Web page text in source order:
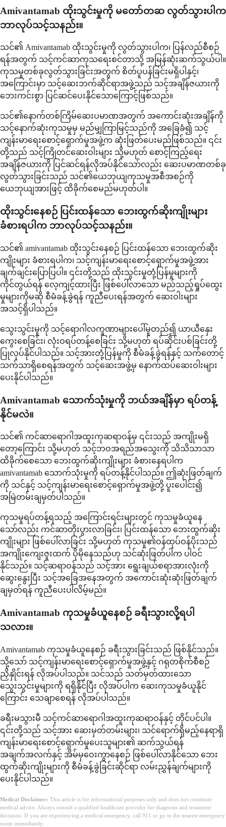
Amivantamab ထိုးသွင်းမှုကို မတော်တဆ လွတ်သွားပါက
ဘာလုပ်သင့်သနည်း။
သင်၏ Amivantamab ထိုးသွင်းမှုကို လွတ်သွားပါက၊ ပြန်လည်စီစဉ်
ရန်အတွက် သင့်ကင်ဆာကုသရေးစင်တာသို့ အမြန်ဆုံးဆက်သွယ်ပါ။
ကုသမှုတစ်ခုလွတ်သွားခြင်းအတွက် စိတ်ပူပန်ခြင်းမရှိပါနှင့်၊
အကြောင်းမှာ သင့်ဆေးဘက်ဆိုင်ရာအဖွဲ့သည် သင့်အချိန်ဇယားကို
ဘေးကင်းစွာ ပြင်ဆင်ပေးနိုင်သောကြောင့်ဖြစ်သည်။
သင်၏နောက်တစ်ကြိမ်ဆေးပမာဏအတွက် အကောင်းဆုံးအချိန်ကို
သင့်နောက်ဆုံးကုသမှုမှ မည်မျှကြာမြင့်သည်ကို အခြေခံ၍ သင့်
ကျန်းမာရေးစောင့်ရှောက်မှုအဖွဲ့က ဆုံးဖြတ်ပေးမည်ဖြစ်သည်။ ၎င်း
တို့သည် သင့်ကြိုတင်ဆေးဝါးများ သို့မဟုတ် စောင့်ကြည့်ရေး
အချိန်ဇယားကို ပြင်ဆင်ရန်လိုအပ်နိုင်သော်လည်း ဆေးပမာဏတစ်ခု
လွတ်သွားခြင်းသည် သင်၏ယေဘုယျကုသမှုအစီအစဉ်ကို
ယေဘုယျအားဖြင့် ထိခိုက်စေမည်မဟုတ်ပါ။
ထိုးသွင်းနေစဉ် ပြင်းထန်သော ဘေးထွက်ဆိုးကျိုးများ
ခံစားရပါက ဘာလုပ်သင့်သနည်း။
သင်၏ amivantamab ထိုးသွင်းနေစဉ် ပြင်းထန်သော ဘေးထွက်ဆိုး
ကျိုးများ ခံစားရပါက၊ သင့်ကျန်းမာရေးစောင့်ရှောက်မှုအဖွဲ့အား
ချက်ချင်းပြောပြပါ။ ၎င်းတို့သည် ထိုးသွင်းမှုတုံ့ပြန်မှုများကို
ကိုင်တွယ်ရန် လေ့ကျင့်ထားပြီး ဖြစ်ပေါ်လာသော မည်သည့်ရှုပ်ထွေး
မှုများကိုမဆို စီမံခန့်ခွဲရန် ကူညီပေးရန်အတွက် ဆေးဝါးများ
အသင့်ရှိပါသည်။
သွေးသွင်းမှုကို သင့်ရောဂါလက္ခဏာများပေါ်မူတည်၍ ယာယီနှေး
ကွေးစေခြင်း၊ လုံးဝရပ်တန့်စေခြင်း သို့မဟုတ် ရပ်ဆိုင်းပစ်ခြင်းတို့
ပြုလုပ်နိုင်ပါသည်။ သင့်အားတုံ့ပြန်မှုကို စီမံခန့်ခွဲရန်နှင့် သက်တောင့်
သက်သာရှိစေရန်အတွက် သင့်ဆေးအဖွဲ့မှ နောက်ထပ်ဆေးဝါးများ
ပေးနိုင်ပါသည်။
Amivantamab သောက်သုံးမှုကို ဘယ်အချိန်မှာ ရပ်တန့်
နိုင်မလဲ။
သင်၏ ကင်ဆာရောဂါအထူးကုဆရာဝန်မှ ၎င်းသည် အကျိုးမရှိ
တော့ကြောင်း သို့မဟုတ် သင့်ဘဝအရည်အသွေးကို သိသိသာသာ
ထိခိုက်စေသော ဘေးထွက်ဆိုးကျိုးများ ခံစားနေရပါက
amivantamab သောက်သုံးမှုကို ရပ်တန့်နိုင်ပါသည်။ ဤဆုံးဖြတ်ချက်
ကို သင်နှင့် သင့်ကျန်းမာရေးစောင့်ရှောက်မှုအဖွဲ့တို့ ပူးပေါင်း၍
အမြဲတမ်းချမှတ်ပါသည်။
ကုသမှုရပ်တန့်ရသည့် အကြောင်းရင်းများတွင် ကုသမှုခံယူနေ
သော်လည်း ကင်ဆာတိုးပွားလာခြင်း၊ ပြင်းထန်သော ဘေးထွက်ဆိုး
ကျိုးများ ဖြစ်ပေါ်လာခြင်း သို့မဟုတ် ကုသမှု၏ဝန်ထုပ်ဝန်ပိုးသည်
အကျိုးကျေးဇူးထက် ပိုမိုနေသည်ဟု သင်ဆုံးဖြတ်ပါက ပါဝင်
နိုင်သည်။ သင့်ဆရာဝန်သည် သင့်အား ရွေးချယ်စရာအားလုံးကို
ဆွေးနွေးပြီး သင့်အခြေအနေအတွက် အကောင်းဆုံးဆုံးဖြတ်ချက်
ချမှတ်ရန် ကူညီပေးပါလိမ့်မည်။
Amivantamab ကုသမှုခံယူနေစဉ် ခရီးသွားလို့ရပါ
သလား။
Amivantamab ကုသမှုခံယူနေစဉ် ခရီးသွားခြင်းသည် ဖြစ်နိုင်သည်။
သို့သော် သင့်ကျန်းမာရေးစောင့်ရှောက်မှုအဖွဲ့နှင့် ဂရုတစိုက်စီစဉ်
ညှိနှိုင်းရန် လိုအပ်ပါသည်။ သင်သည် သတ်မှတ်ထားသော
သွေးသွင်းမှုများကို ရရှိနိုင်ပြီး လိုအပ်ပါက ဆေးကုသမှုခံယူနိုင်
ကြောင်း သေချာစေရန် လိုအပ်ပါသည်။
ခရီးမသွားမီ သင့်ကင်ဆာရောဂါအထူးကုဆရာဝန်နှင့် တိုင်ပင်ပါ။
၎င်းတို့သည် သင့်အား ဆေးမှတ်တမ်းများ၊ သင်ရောက်ရှိမည့်နေရာရှိ
ကျန်းမာရေးစောင့်ရှောက်မှုပေးသူများ၏ ဆက်သွယ်ရန်
အချက်အလက်နှင့် အိမ်မှဝေးကွာနေစဉ် ဖြစ်ပေါ်လာနိုင်သော ဘေး
ထွက်ဆိုးကျိုးများကို စီမံခန့်ခွဲခြင်းဆိုင်ရာ လမ်းညွှန်ချက်များကို
ပေးနိုင်ပါသည်။
Medical Disclaimer: This article is for informational purposes only and does not constitute
medical advice. Always consult a qualified healthcare provider for diagnosis and treatment
decisions. If you are experiencing a medical emergency, call 911 or go to the nearest emergency
room immediately.